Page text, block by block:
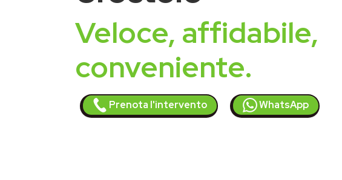
Veloce, affidabile,
conveniente.
Prenota l'intervento WhatsApp